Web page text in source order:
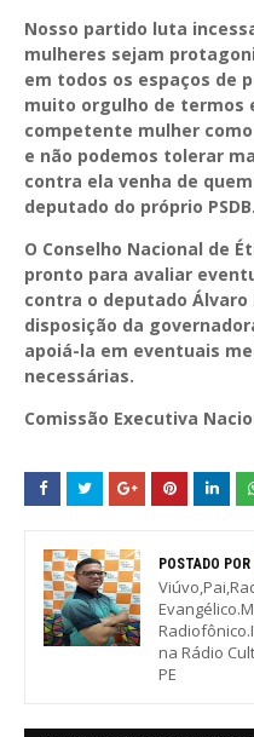
Nosso partido luta
mulheres sejam
em todos os espaços de
muito orgulho de termos
competente mulher
e não podemos tolerar
contra ela venha de
deputado do próprio PSDB.
O Conselho Nacional de
pronto para avaliar
contra o deputado Álvaro
disposição da
apoiá-la em eventuais
necessárias.
Comissão Executiva
POSTADO POR
na Rádio
PE